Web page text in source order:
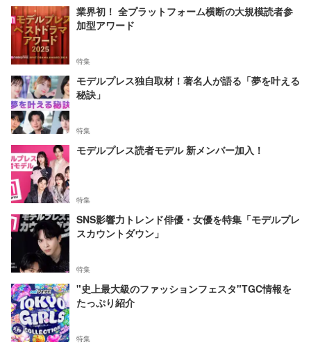
業界初！ 全プラットフォーム横断の大規模読者参
加型アワード
特集
モデルプレス独自取材！著名人が語る「夢を叶える
秘訣」
特集
モデルプレス読者モデル 新メンバー加入！
特集
SNS影響力トレンド俳優・女優を特集「モデルプレ
スカウントダウン」
特集
"史上最大級のファッションフェスタ"TGC情報を
たっぷり紹介
特集